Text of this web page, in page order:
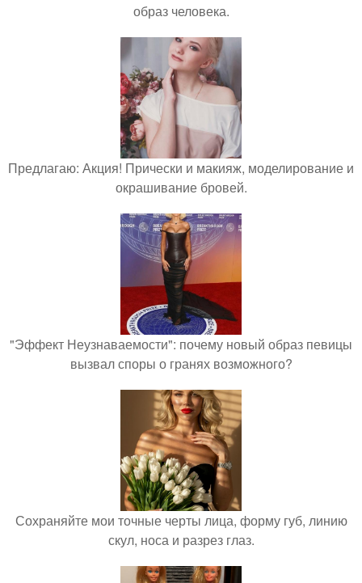
образ человека.
Предлагаю: Акция! Прически и макияж, моделирование и
окрашивание бровей.
"Эффект Неузнаваемости": почему новый образ певицы
вызвал споры о гранях возможного?
Сохраняйте мои точные черты лица, форму губ, линию
скул, носа и разрез глаз.